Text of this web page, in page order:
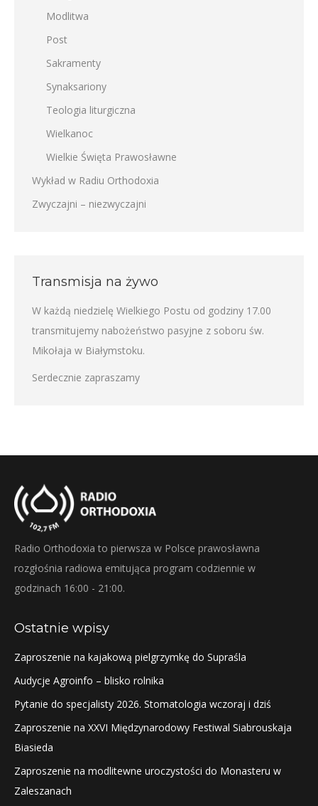
Modlitwa
Post
Sakramenty
Synaksariony
Teologia liturgiczna
Wielkanoc
Wielkie Święta Prawosławne
Wykład w Radiu Orthodoxia
Zwyczajni – niezwyczajni
Transmisja na żywo
W każdą niedzielę Wielkiego Postu od godziny 17.00
transmitujemy nabożeństwo pasyjne z soboru św.
Mikołaja w Białymstoku.
Serdecznie zapraszamy
Radio Orthodoxia to pierwsza w Polsce prawosławna
rozgłośnia radiowa emitująca program codziennie w
godzinach 16:00 - 21:00.
Ostatnie wpisy
Zaproszenie na kajakową pielgrzymkę do Supraśla
Audycje Agroinfo – blisko rolnika
Pytanie do specjalisty 2026. Stomatologia wczoraj i dziś
Zaproszenie na XXVI Międzynarodowy Festiwal Siabrouskaja
Biasieda
Zaproszenie na modlitewne uroczystości do Monasteru w
Zaleszanach